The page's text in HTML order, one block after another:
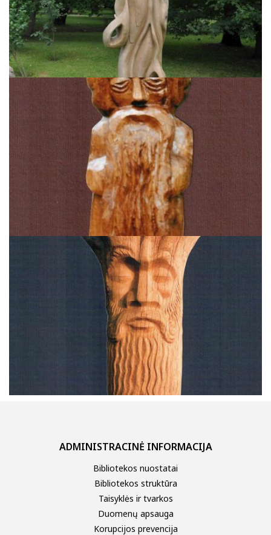
ADMINISTRACINĖ INFORMACIJA
Bibliotekos nuostatai
Bibliotekos struktūra
Taisyklės ir tvarkos
Duomenų apsauga
Korupcijos prevencija